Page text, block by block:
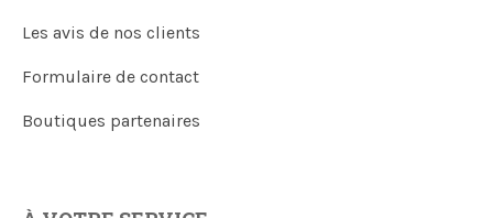
Les avis de nos clients
Formulaire de contact
Boutiques partenaires